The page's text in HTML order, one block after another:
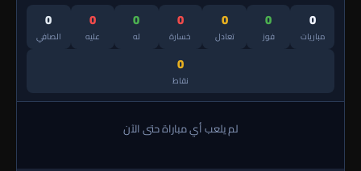
0
مباريات
0
فوز
0
تعادل
0
خسارة
0
له
0
عليه
0
الصافي
0
نقاط
لم يلعب أي مباراة حتى الآن